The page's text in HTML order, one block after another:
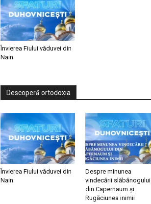
Învierea Fiului văduvei din
Nain
Descoperă ortodoxia
Învierea Fiului văduvei din
Nain
Despre minunea
vindecării slăbănogului
din Capernaum și
Rugăciunea inimii